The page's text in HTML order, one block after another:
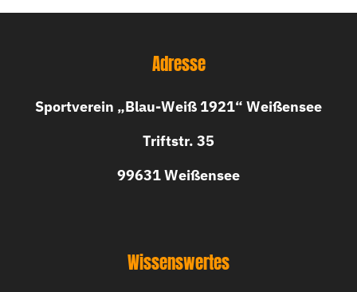
Adresse
Sportverein „Blau-Weiß 1921“ Weißensee
Triftstr. 35
99631 Weißensee
Wissenswertes